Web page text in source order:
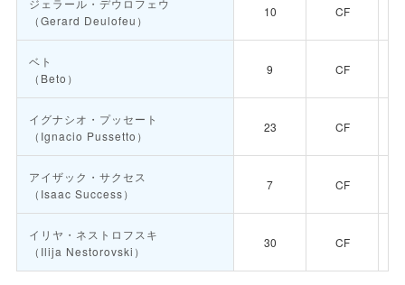
ジェラール・デウロフェウ
（Gerard Deulofeu）
10 CF
ベト
（Beto）
9 CF
イグナシオ・プッセート
（Ignacio Pussetto）
23 CF
アイザック・サクセス
（Isaac Success）
7 CF
イリヤ・ネストロフスキ
（Ilija Nestorovski）
30 CF